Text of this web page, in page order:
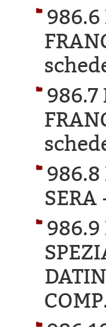
986.6
986.7
986.8
SERA
986.9